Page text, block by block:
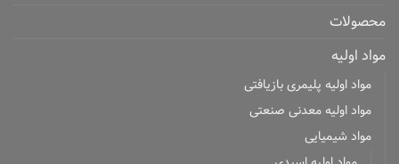
محصولات
مواد اولیه
مواد اولیه پلیمری بازیافتی
مواد اولیه معدنی صنعتی
مواد شیمیایی